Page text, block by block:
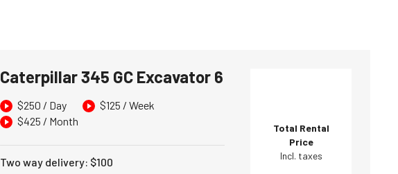
Caterpillar 345 GC Excavator 6
$250 / Day $125 / Week
$425 / Month
Two way delivery: $100
Total Rental
Price
Incl. taxes